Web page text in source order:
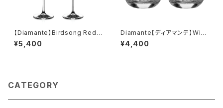
【Diamante】Birdsong Red
Wine Pair S/2 【ディアマンテ】
バードソング ワイングラス 赤
¥5,400
Diamante【ディアマンテ】Wid
e Stripes ワイドストライプ タ
ンブラー ロックグラス ペアセッ
¥4,400
CATEGORY